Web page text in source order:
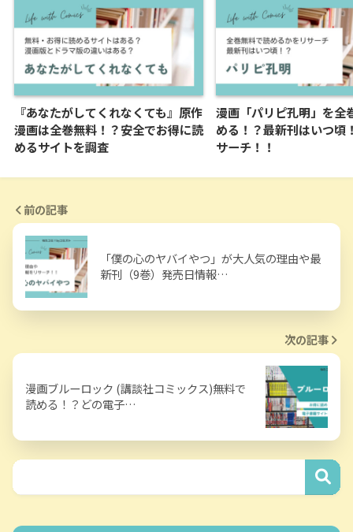
『あなたがしてくれなくても』原作
漫画は全巻無料！？安全でお得に読
めるサイトを調査
漫画「パリピ孔明」を全
める！？最新刊はいつ頃
サーチ！！
前の記事
「僕の心のヤバイやつ」が大人気の理由や最
新刊（9巻）発売日情報…
次の記事
漫画ブルーロック (講談社コミックス)無料で
読める！？どの電子…